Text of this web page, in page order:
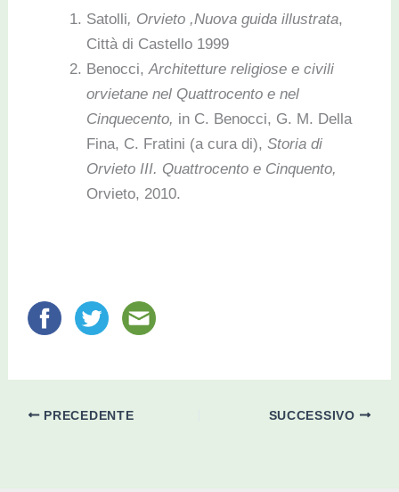
Satolli, Orvieto ,Nuova guida illustrata,
Città di Castello 1999
Benocci,Architetture religiose e civili
orvietane nel Quattrocento e nel
Cinquecento, in C. Benocci, G. M. Della
Fina, C. Fratini (a cura di),Storia di
Orvieto III. Quattrocento e Cinquento,
Orvieto, 2010.
PRECEDENTE SUCCESSIVO